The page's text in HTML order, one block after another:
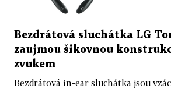
Bezdrátová sluchátka LG
zaujmou šikovnou
zvukem
Bezdrátová in-ear sluchátka jsou